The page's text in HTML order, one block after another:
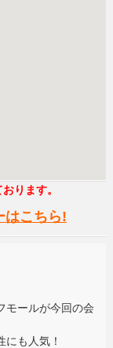
ります。
はこちら!
モールが今回の会
も人気！